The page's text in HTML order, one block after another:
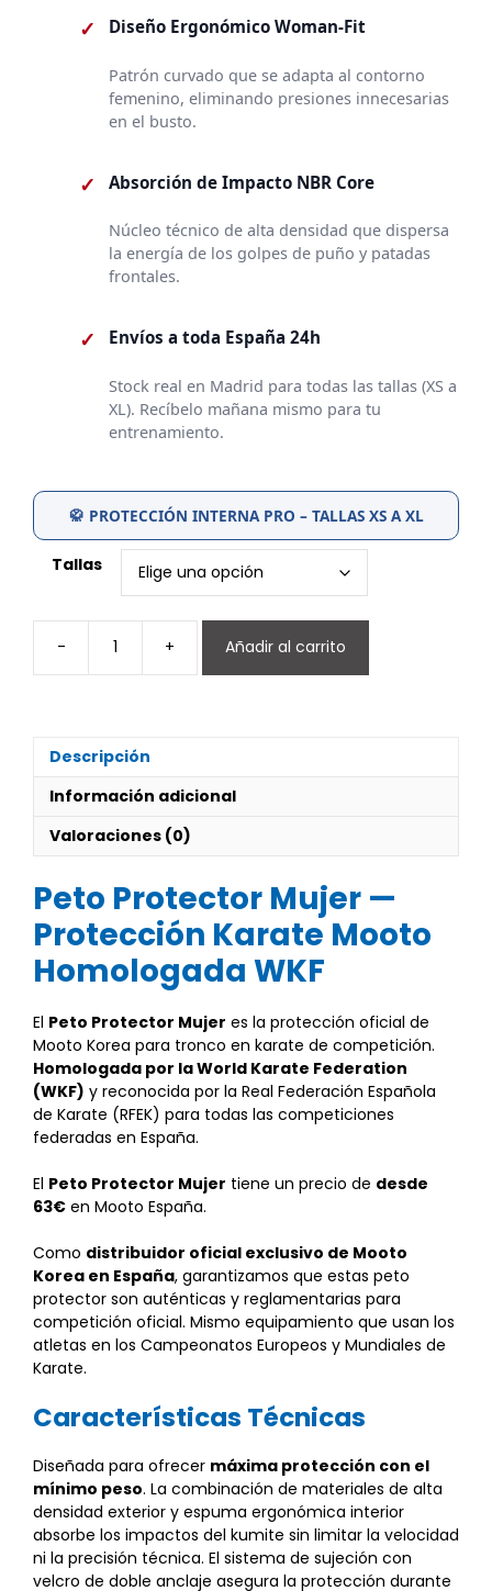
✓
Diseño Ergonómico Woman-Fit
Patrón curvado que se adapta al contorno
femenino, eliminando presiones innecesarias
en el busto.
✓ Absorción de Impacto NBR Core
Núcleo técnico de alta densidad que dispersa
la energía de los golpes de puño y patadas
frontales.
✓ Envíos a toda España 24h
Stock real en Madrid para todas las tallas (XS a
XL). Recíbelo mañana mismo para tu
entrenamiento.
🥋 PROTECCIÓN INTERNA PRO – TALLAS XS A XL
Tallas
-
Peto
Protector
+ Añadir al carrito
Descripción
Información adicional
Valoraciones (0)
Peto Protector Mujer —
Protección Karate Mooto
Homologada WKF
El Peto Protector Mujer es la protección oficial de
Mooto Korea para tronco en karate de competición.
Homologada por la World Karate Federation
(WKF) y reconocida por la Real Federación Española
de Karate (RFEK) para todas las competiciones
federadas en España.
El Peto Protector Mujer tiene un precio de desde
63€ en Mooto España.
Como distribuidor oficial exclusivo de Mooto
Korea en España, garantizamos que estas peto
protector son auténticas y reglamentarias para
competición oficial. Mismo equipamiento que usan los
atletas en los Campeonatos Europeos y Mundiales de
Karate.
Características Técnicas
Diseñada para ofrecer máxima protección con el
mínimo peso. La combinación de materiales de alta
densidad exterior y espuma ergonómica interior
absorbe los impactos del kumite sin limitar la velocidad
ni la precisión técnica. El sistema de sujeción con
velcro de doble anclaje asegura la protección durante